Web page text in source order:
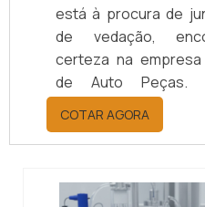
está à procura de
de vedação,
certeza na empresa
de Auto Peças.
orçamento por
empresa da área, é
sofisticação,
questão é juntas
COTAR AGORA